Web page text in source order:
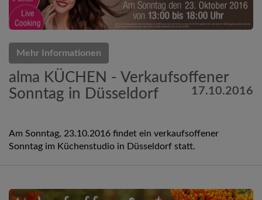
Mehr Informationen
alma KÜCHEN - Verkaufsoffener
Sonntag in Düsseldorf
17.10.2016
Am Sonntag, 23.10.2016 findet ein verkaufsoffener
Sonntag im Küchenstudio in Düsseldorf statt.